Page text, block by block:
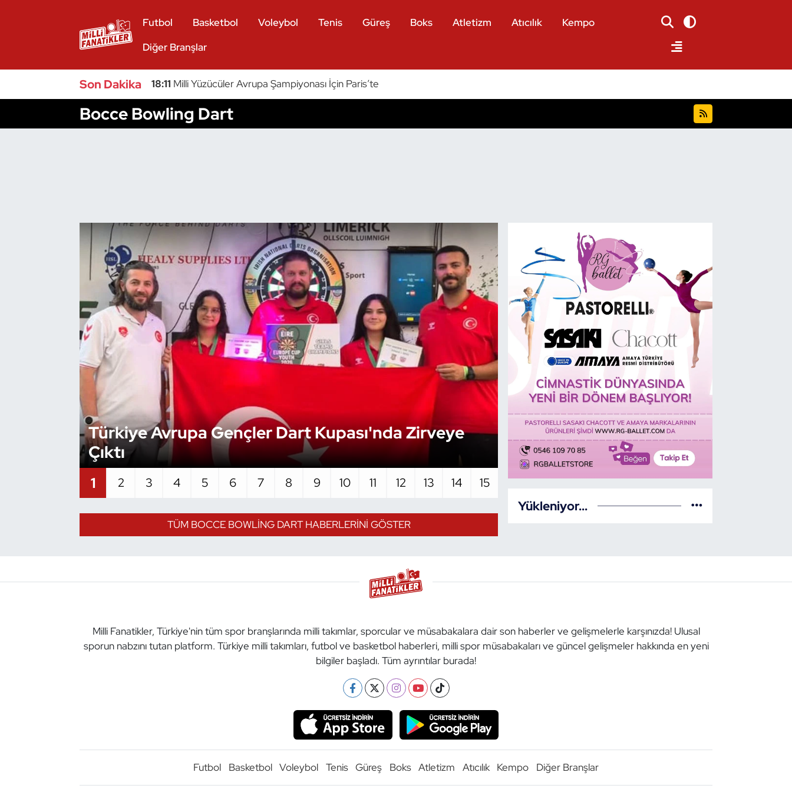
Futbol Basketbol Voleybol Tenis Güreş Boks Atletizm Atıcılık
Kempo
Diğer Branşlar
Son Dakika 18:11 Milli Yüzücüler Avrupa Şampiyonası İçin Paris’te
Bocce Bowling Dart
Türkiye Avrupa Gençler Dart Kupası'nda Zirveye
Çıktı
Şehit Eren Bülbül Dart 4. Ayak
Başlıyor
1 2 3 4 5 6 7 8 9 10 11 12 13 14 15
TÜM BOCCE BOWLING DART HABERLERINI GÖSTER
Yükleniyor...
Milli Fanatikler, Türkiye'nin tüm spor branşlarında milli takımlar, sporcular ve müsabakalara dair son haberler ve gelişmelerle karşınızda! Ulusal
sporun nabzını tutan platform. Türkiye milli takımları, futbol ve basketbol haberleri, milli spor müsabakaları ve güncel gelişmeler hakkında en yeni
bilgiler başladı. Tüm ayrıntılar burada!
Futbol Basketbol Voleybol Tenis Güreş Boks Atletizm Atıcılık Kempo Diğer Branşlar
Badminton
Bocce Bowling Dart
Buz Hokeyi
Buz Pateni
Çim Hokeyi
Cimnastik
Dövüş Sanatı